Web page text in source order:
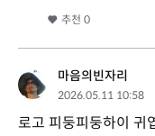
추천 0
마음의빈자리
2026.05.11 10:58
로고 피둥피둥하이 귀